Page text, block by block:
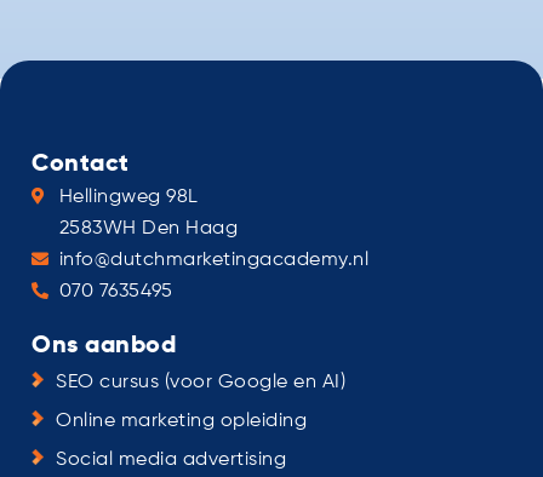
Contact
Hellingweg 98L
2583WH Den Haag
info@dutchmarketingacademy.nl
070 7635495
Ons aanbod
SEO cursus (voor Google en AI)
Online marketing opleiding
Social media advertising